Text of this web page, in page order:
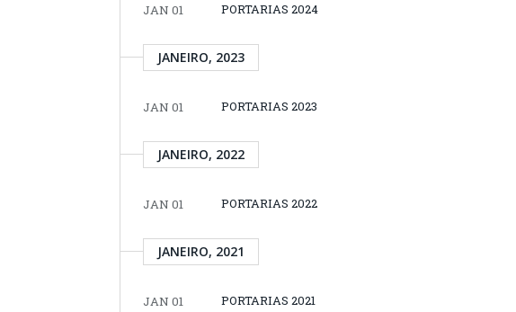
JAN 01 PORTARIAS 2024
JANEIRO, 2023
JAN 01 PORTARIAS 2023
JANEIRO, 2022
JAN 01 PORTARIAS 2022
JANEIRO, 2021
JAN 01 PORTARIAS 2021